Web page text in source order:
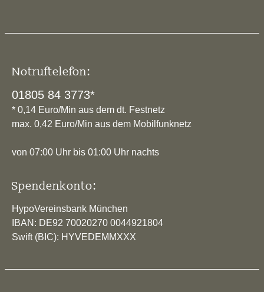
Notruftelefon:
01805 84 3773*
* 0,14 Euro/Min aus dem dt. Festnetz
max. 0,42 Euro/Min aus dem Mobilfunknetz
von 07:00 Uhr bis 01:00 Uhr nachts
Spendenkonto:
HypoVereinsbank München
IBAN: DE92 70020270 0044921804
Swift (BIC): HYVEDEMMXXX